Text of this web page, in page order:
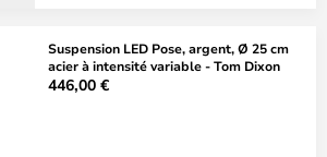
Suspension LED Pose, argent, Ø 25 cm
acier à intensité variable - Tom Dixon
446,00 €